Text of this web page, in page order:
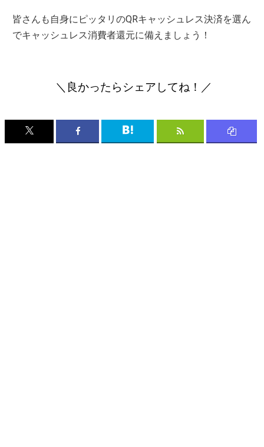
皆さんも自身にピッタリのQRキャッシュレス決済を選ん
でキャッシュレス消費者還元に備えましょう！
＼良かったらシェアしてね！／